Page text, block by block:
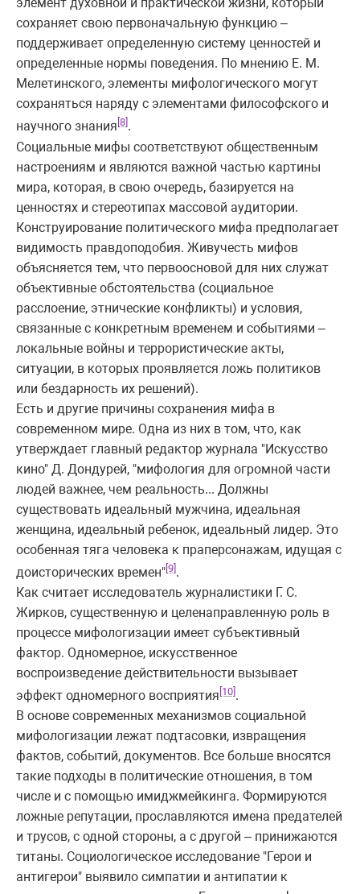
элемент духовной и практической жизни, который
сохраняет свою первоначальную функцию –
поддерживает определенную систему ценностей и
определенные нормы поведения. По мнению Е. М.
Мелетинского, элементы мифологического могут
сохраняться наряду с элементами философского и
научного знания [8] .
Социальные мифы соответствуют общественным
настроениям и являются важной частью картины
мира, которая, в свою очередь, базируется на
ценностях и стереотипах массовой аудитории.
Конструирование политического мифа предполагает
видимость правдоподобия. Живучесть мифов
объясняется тем, что первоосновой для них служат
объективные обстоятельства (социальное
расслоение, этнические конфликты) и условия,
связанные с конкретным временем и событиями –
локальные войны и террористические акты,
ситуации, в которых проявляется ложь политиков
или бездарность их решений).
Есть и другие причины сохранения мифа в
современном мире. Одна из них в том, что, как
утверждает главный редактор журнала "Искусство
кино" Д. Дондурей, "мифология для огромной части
людей важнее, чем реальность... Должны
существовать идеальный мужчина, идеальная
женщина, идеальный ребенок, идеальный лидер. Это
особенная тяга человека к праперсонажам, идущая с
доисторических времен"[9].
Как считает исследователь журналистики Г. С.
Жирков, существенную и целенаправленную роль в
процессе мифологизации имеет субъективный
фактор. Одномерное, искусственное
воспроизведение действительности вызывает
эффект одномерного восприятия [10] .
В основе современных механизмов социальной
мифологизации лежат подтасовки, извращения
фактов, событий, документов. Все больше вносятся
такие подходы в политические отношения, в том
числе и с помощью имиджмейкинга. Формируются
ложные репутации, прославляются имена предателей
и трусов, с одной стороны, а с другой – принижаются
титаны. Социологическое исследование "Герои и
антигерои" выявило симпатии и антипатии к